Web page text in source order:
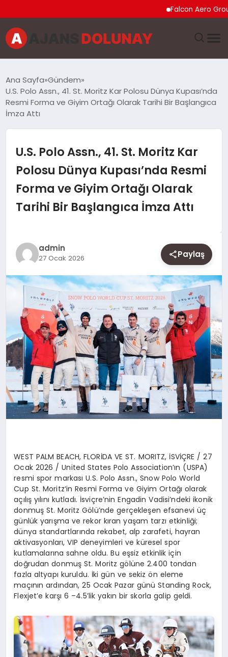
Falcon Aero Group,
EĞITIM
GENEL
GÜNCEL
MAGAZIN
SIYASET
SPOR
YAŞAM
Ana Sayfa Gündem
U.S. Polo Assn., 41. St. Moritz Kar Polosu Dünya Kupası’nda
Resmi Forma ve Giyim Ortağı Olarak Tarihi Bir Başlangıca
İmza Attı
U.S. Polo Assn., 41. St. Moritz Kar
Polosu Dünya Kupası’nda Resmi
Forma ve Giyim Ortağı Olarak
Tarihi Bir Başlangıca İmza Attı
admin
27 Ocak 2026 Paylaş
WEST PALM BEACH, FLORİDA VE ST. MORITZ, İSVİÇRE / 27
Ocak 2026 / United States Polo Association’ın (USPA)
resmi spor markasıU.S. Polo Assn.,SnowPolo World
Cup St. Moritz‘inResmi Forma ve Giyim Ortağı olarak
açılış yılını kutladı. İsviçre’ninEngadin Vadisi’ndeki ikonik
donmuşSt. Moritz Gölü’nde gerçekleşen efsanevi üç
günlük yarışma ve rekor kıran yaşam tarzı etkinliği;
dünya standartlarında rekabet, alp zarafeti, hayran
aktivasyonları, VIP deneyimleri ve küresel spor
kutlamalarına sahne oldu. Bu eşsiz etkinlik için
doğrudan donmuşSt. Moritz gölüne 2.400 tondan
fazla altyapı kuruldu. İki gün ve sekizön eleme
maçının ardından, 25 Ocak Pazar günüStanding Rock,
Flexjet’e karşı6 –4.5’lik yakın bir skorla galip geldi.